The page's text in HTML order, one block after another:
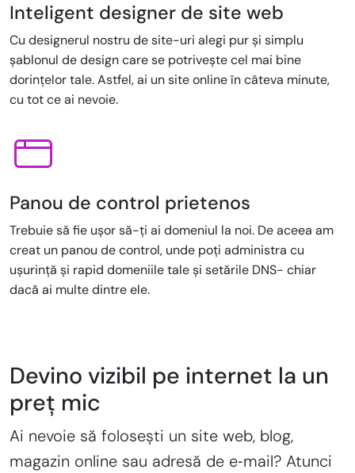
Inteligent designer de site web
Cu designerul nostru de site-uri alegi pur și simplu
șablonul de design care se potrivește cel mai bine
dorințelor tale. Astfel, ai un site online în câteva minute,
cu tot ce ai nevoie.
Panou de control prietenos
Trebuie să fie ușor să-ți ai domeniul la noi. De aceea am
creat un panou de control, unde poți administra cu
ușurință și rapid domeniile tale și setările DNS- chiar
dacă ai multe dintre ele.
Devino vizibil pe internet la un
preț mic
Ai nevoie să folosești un site web, blog,
magazin online sau adresă de e‑mail? Atunci